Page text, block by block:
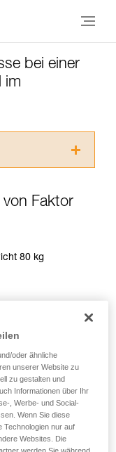
bei einer
im
zu Rate
haben.
ein spezielles
bevor
Aktivität
gibt es
nicht
Faktor
80 kg
80 kg
oder ähnliche
unserer Website zu
zu gestalten und
Informationen über Ihr
, Werbe- und Social-
Wenn Sie diese
Technologien nur auf
Websites. Die